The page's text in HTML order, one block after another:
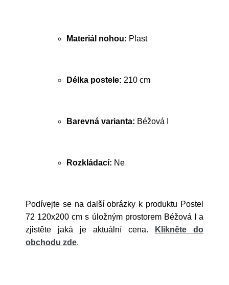
Materiál nohou: Plast
Délka postele: 210 cm
Barevná varianta: Béžová I
Rozkládací: Ne
Podívejte se na další obrázky k produktu Postel
72 120x200 cm s úložným prostorem Béžová I a
zjistěte jaká je aktuální cena.
Klikněte do
obchodu zde.